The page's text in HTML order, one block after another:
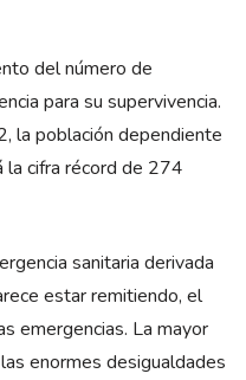
del número de
para su supervivencia.
la población dependiente
la cifra récord de 274
sanitaria derivada
estar remitiendo, el
emergencias. La mayor
enormes desigualdades